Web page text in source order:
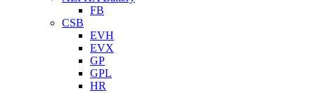
FB
CSB
EVH
EVX
GP
GPL
HR